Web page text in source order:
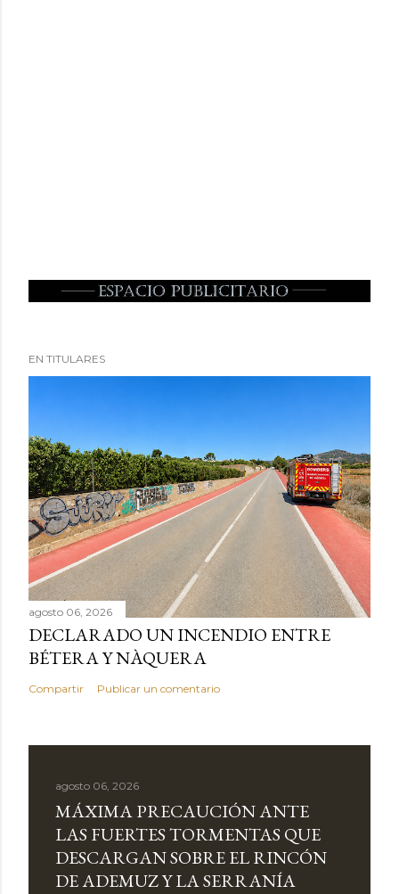
EN TITULARES
agosto 06, 2026
DECLARADO UN INCENDIO ENTRE
BÉTERA Y NÀQUERA
Compartir Publicar un comentario
agosto 06, 2026
MÁXIMA PRECAUCIÓN ANTE
LAS FUERTES TORMENTAS QUE
DESCARGAN SOBRE EL RINCÓN
DE ADEMUZ Y LA SERRANÍA